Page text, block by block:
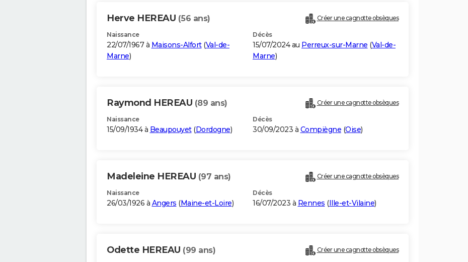
Herve HEREAU (56 ans) Créer une cagnotte obsèques
Naissance
22/07/1967 à Maisons-Alfort(Val-de-
Marne)
Décès
15/07/2024 au Perreux-sur-Marne (Val-de-
Marne)
Raymond HEREAU (89 ans) Créer une cagnotte obsèques
Naissance
15/09/1934 à Beaupouyet(Dordogne)
Décès
30/09/2023 à Compiègne (Oise)
Madeleine HEREAU (97 ans) Créer une cagnotte obsèques
Naissance
26/03/1926 à Angers (Maine-et-Loire)
Décès
16/07/2023 à Rennes (Ille-et-Vilaine)
Odette HEREAU (99 ans) Créer une cagnotte obsèques